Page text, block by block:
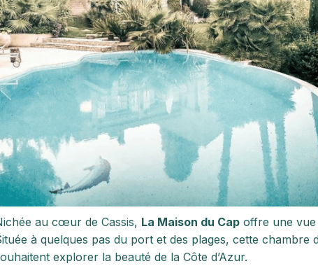
au cœur de Cassis, La Maison du Capoffre une vue
à quelques pas du port et des plages, cette chambre
explorer la beauté de la Côte d’Azur.